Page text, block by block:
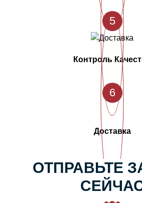
5
Контроль
6
Доставка
ОТПРАВЬТЕ